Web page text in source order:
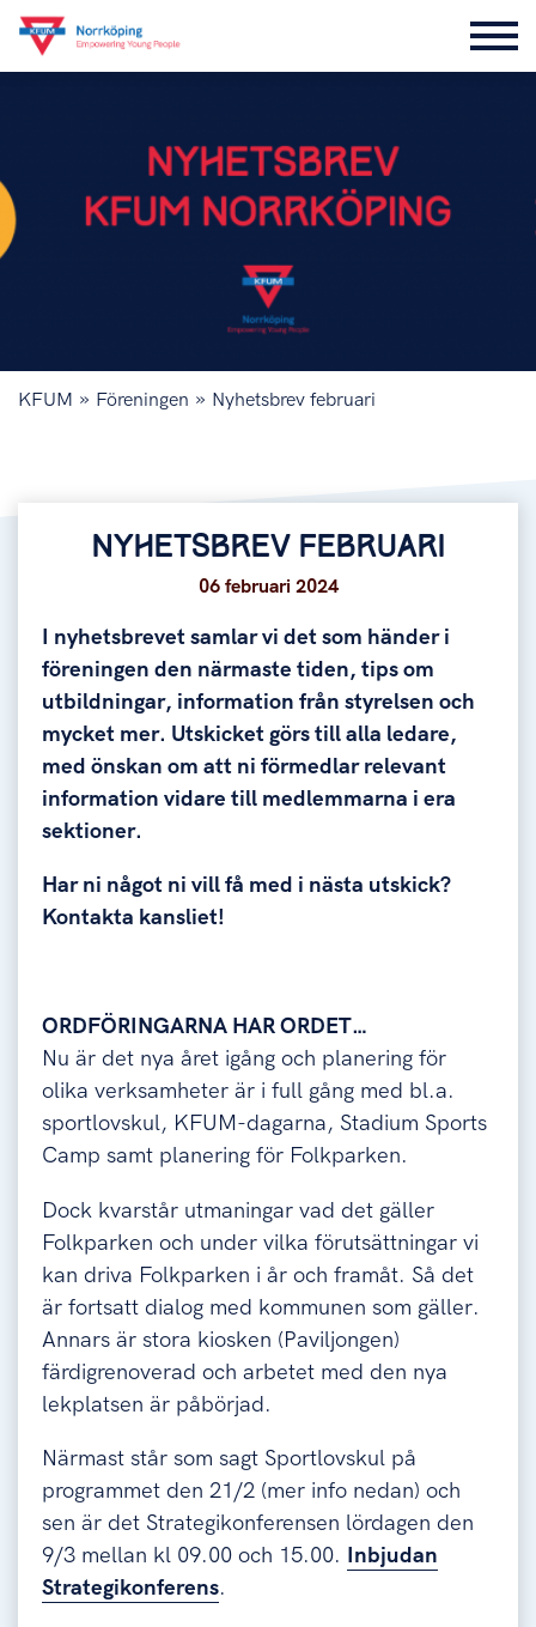
KFUM » Föreningen » Nyhetsbrev februari
NYHETSBREV FEBRUARI
06 februari 2024
I nyhetsbrevet samlar vi det som händer i
föreningen den närmaste tiden, tips om
utbildningar, information från styrelsen och
mycket mer. Utskicket görs till alla ledare,
med önskan om att ni förmedlar relevant
information vidare till medlemmarna i era
sektioner.
Har ni något ni vill få med i nästa utskick?
Kontakta kansliet!
ORDFÖRINGARNA HAR ORDET…
Nu är det nya året igång och planering för
olika verksamheter är i full gång med bl.a.
sportlovskul, KFUM-dagarna, Stadium Sports
Camp samt planering för Folkparken.
Dock kvarstår utmaningar vad det gäller
Folkparken och under vilka förutsättningar vi
kan driva Folkparken i år och framåt. Så det
är fortsatt dialog med kommunen som gäller.
Annars är stora kiosken (Paviljongen)
färdigrenoverad och arbetet med den nya
lekplatsen är påbörjad.
Närmast står som sagt Sportlovskul på
programmet den 21/2 (mer info nedan) och
sen är det Strategikonferensen lördagen den
9/3 mellan kl 09.00 och 15.00. Inbjudan
Strategikonferens.